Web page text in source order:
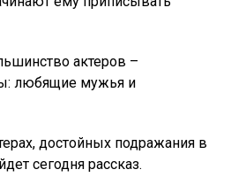
актеров –
любящие мужья и
достойных подражания в
сегодня рассказ.